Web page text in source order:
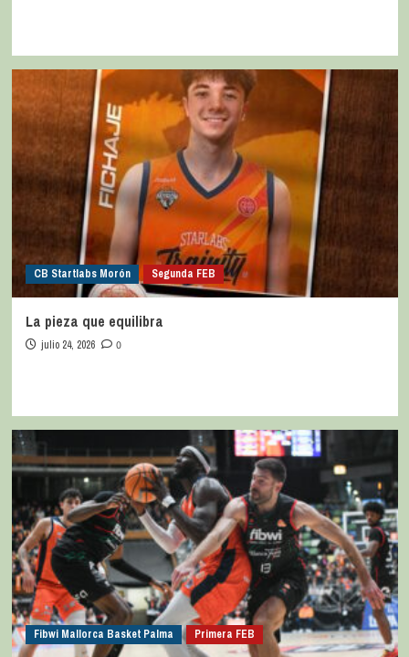
CB Startlabs Morón Segunda FEB
La pieza que equilibra
julio 24, 2026 0
Fibwi Mallorca Basket Palma Primera FEB